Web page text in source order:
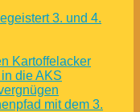
3. und 4.
Kartoffelacker
die AKS
mit dem 3.